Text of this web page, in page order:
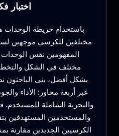
اختبار
باستخدام خريطة
مختلفين للكرسي موجهين
المفهومين نفس الوحدات
مختلف في الشكل
بشكل أفضل، بنى الباحثون
عبر أربعة محاور: الأداء
والتجربة الشاملة
والمستخدمين المستهدفين
الكرسيين الجديدين مقارنة